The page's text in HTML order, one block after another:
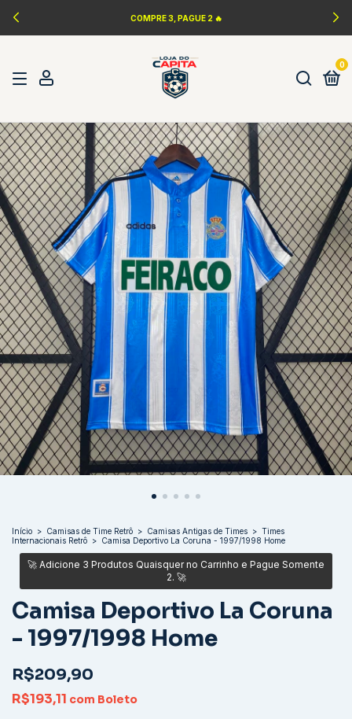
COMPRE 3, PAGUE 2 🔥
0
Início > Camisas de Time Retrô > Camisas Antigas de Times > Times
Internacionais Retrô > Camisa Deportivo La Coruna - 1997/1998 Home
Camisa Deportivo La Coruna
- 1997/1998 Home
R$209,90
R$193,11 com Boleto